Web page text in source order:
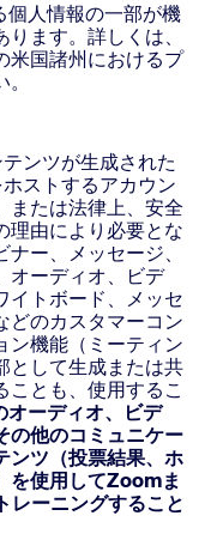
人情報の一部が機
ます。詳しくは、
米国諸州におけるプ
ンツが生成された
ストするアカウン
または法律上、安全
理由により必要とな
ー、メッセージ、
オーディオ、ビデ
イトボード、メッセ
どのカスタマーコン
ン機能（ミーティン
として生成または共
ことも、使用するこ
ーディオ、ビデ
の他のコミュニケー
ンツ（投票結果、ホ
を使用してZoomま
レーニングすること